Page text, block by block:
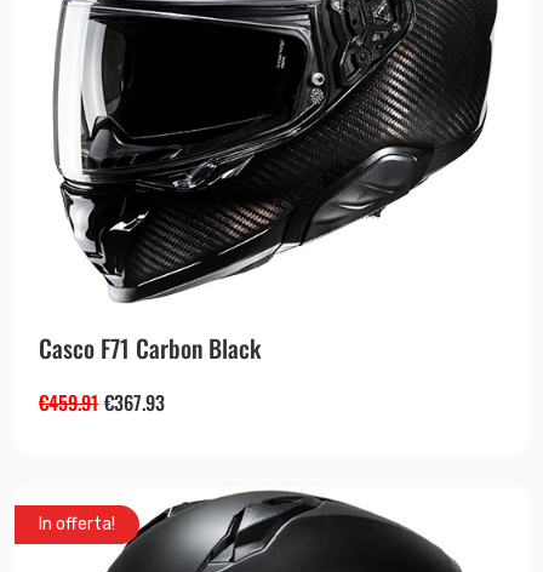
Casco F71 Carbon Black
€459.91 €367.93
In offerta!